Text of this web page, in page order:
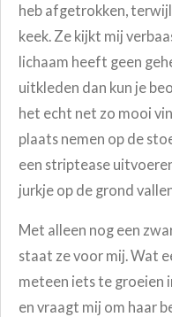
heb afgetrokken,
keek. Ze kijkt mij
lichaam heeft geen
uitkleden dan kun je
het echt net zo mooi
plaats nemen op de
een striptease
jurkje op de grond
Met alleen nog een
staat ze voor mij. Wat
meteen iets te groeien
en vraagt mij om haar